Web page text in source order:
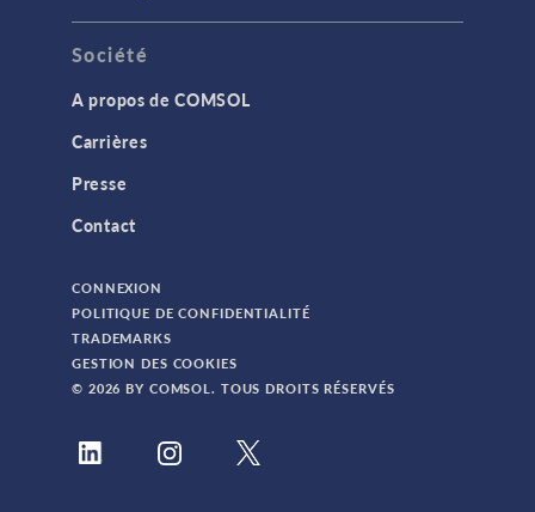
Société
A propos de COMSOL
Carrières
Presse
Contact
CONNEXION
POLITIQUE DE CONFIDENTIALITÉ
TRADEMARKS
GESTION DES COOKIES
© 2026 BY COMSOL. TOUS DROITS RÉSERVÉS